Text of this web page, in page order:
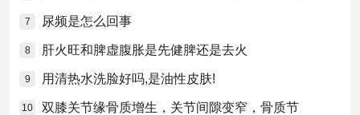
7 尿频是怎么回事
8 肝火旺和脾虚腹胀是先健脾还是去火
9 用清热水洗脸好吗,是油性皮肤!
10 双膝关节缘骨质增生，关节间隙变窄，骨质节